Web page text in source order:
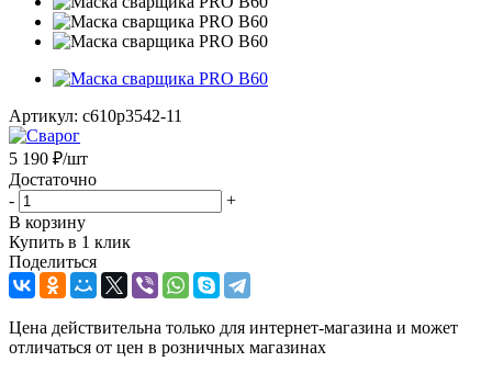
Артикул: c610p3542-11
5 190 ₽/шт
Достаточно
-
+
В корзину
Купить в 1 клик
Поделиться
Цена действительна только для интернет-магазина и может
отличаться от цен в розничных магазинах